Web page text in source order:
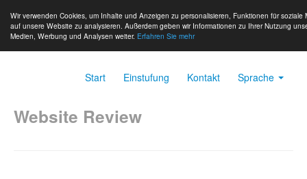
Wir verwenden Cookies, um Inhalte und Anzeigen zu personalisieren, Funktionen für
auf unsere Website zu analysieren. Außerdem geben wir Informationen zu Ihrer Nutzung
Medien, Werbung und Analysen weiter. Erfahren Sie mehr
Start Einstufung Kontakt Sprache
Website Review